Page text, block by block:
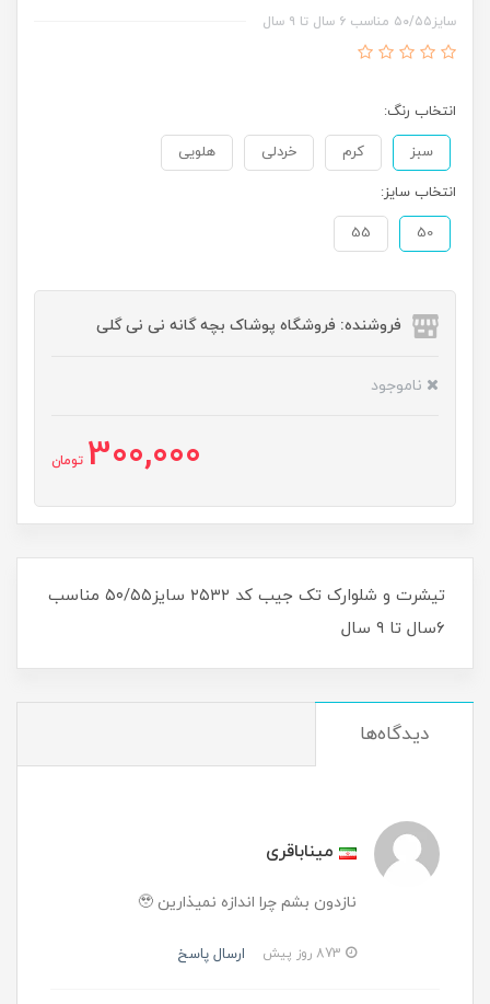
سایز۵۰/۵۵ مناسب ۶ سال تا ۹ سال
انتخاب رنگ:
سبز کرم خردلی هلویی
انتخاب سایز:
50
55
فروشنده: فروشگاه پوشاک بچه گانه نی نی گلی
ناموجود
300,000 تومان
تیشرت و شلوارک تک جیب کد ۲۵۳۲ سایز۵۰/۵۵ مناسب
۶سال تا ۹ سال
دیدگاه‌ها
میناباقری
نازدون بشم چرا اندازه نمیذارین 🥹
ارسال پاسخ